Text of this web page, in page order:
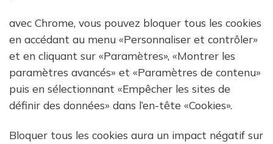
avec Chrome, vous pouvez bloquer tous les cookies
en accédant au menu «Personnaliser et contrôler»
et en cliquant sur «Paramètres», «Montrer les
paramètres avancés» et «Paramètres de contenu»
puis en sélectionnant «Empêcher les sites de
définir des données» dans l’en-tête «Cookies».
Bloquer tous les cookies aura un impact négatif sur